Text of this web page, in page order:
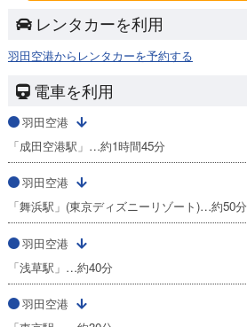
レンタカーを利用
羽田空港からレンタカーを予約する
電車を利用
羽田空港
「成田空港駅」…約1時間45分
羽田空港
「舞浜駅」(東京ディズニーリゾート)…約50分
羽田空港
「浅草駅」…約40分
羽田空港